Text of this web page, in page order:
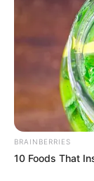
BRAINBERRIES
10 Foods That